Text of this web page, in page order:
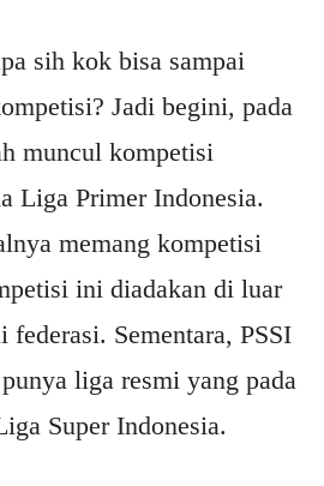
sih kok bisa sampai
Jadi begini, pada
muncul kompetisi
Liga Primer Indonesia.
memang kompetisi
ini diadakan di luar
federasi. Sementara, PSSI
liga resmi yang pada
Super Indonesia.